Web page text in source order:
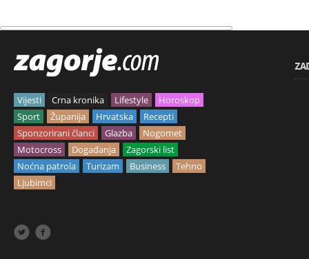
Vijesti Crna kronika Lifestyle
Horoskop
Sport
Županija Hrvatska
Recepti
Sponzorirani članci
Glazba
Nogomet
Motocross
Događanja
Zagorski list
Noćna patrola
Turizam Business
Tehno
Ljubimci
 